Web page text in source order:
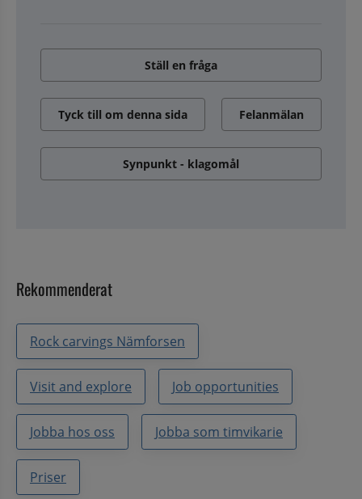
Ställ en fråga
Tyck till om denna sida Felanmälan
Synpunkt - klagomål
Rekommenderat
Rock carvings Nämforsen
Visit and explore Job opportunities
Jobba hos oss Jobba som timvikarie
Priser